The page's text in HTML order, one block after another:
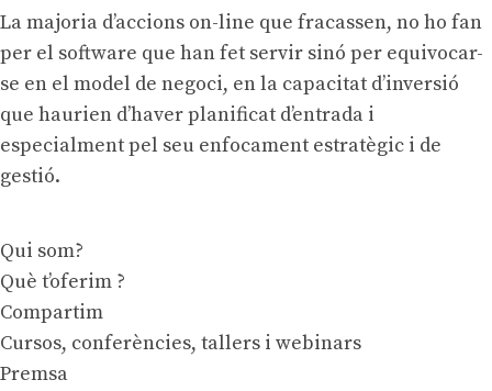
La majoria d’accions on-line que fracassen, no ho fan
per el software que han fet servir sinó per equivocar-
se en el model de negoci, en la capacitat d’inversió
que haurien d’haver planificat d’entrada i
especialment pel seu enfocament estratègic i de
gestió.
Qui som?
Què t’oferim ?
Compartim
Cursos, conferències, tallers i webinars
Premsa